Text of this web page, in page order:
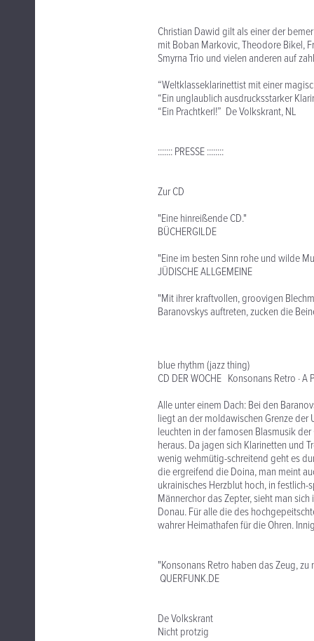
Christian Dawid gilt als einer der
mit Boban Markovic, Theodore Bikel,
Smyrna Trio und vielen anderen auf
“Weltklasseklarinettist mit einer
“Ein unglaublich ausdrucksstarker
“Ein Prachtkerl!” De Volkskrant, NL
::::::: PRESSE ::::::::
Zur CD
"Eine hinreißende CD."
BÜCHERGILDE
"Eine im besten Sinn rohe und wilde
JÜDISCHE ALLGEMEINE
"Mit ihrer kraftvollen, groovigen
Baranovskys auftreten, zucken die
blue rhythm (jazz thing)
CD DER WOCHE Konsonans Retro · A
Alle unter einem Dach: Bei den
liegt an der moldawischen Grenze der
leuchten in der famosen Blasmusik
heraus. Da jagen sich Klarinetten und
wenig wehmütig-schreitend geht es
die ergreifend die Doina, man meint
ukrainisches Herzblut hoch, in
Männerchor das Zepter, sieht man
Donau. Für alle die des
wahrer Heimathafen für die Ohren.
"Konsonans Retro haben das Zeug,
QUERFUNK.DE
De Volkskrant
Nicht protzig